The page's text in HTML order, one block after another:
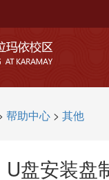
帮助中心 > 其他
U盘安装盘